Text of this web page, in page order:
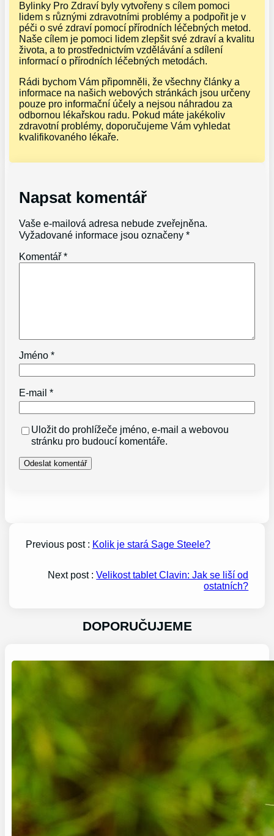
Bylinky Pro Zdraví byly vytvořeny s cílem pomoci
lidem s různými zdravotními problémy a podpořit je v
péči o své zdraví pomocí přírodních léčebných metod.
Naše cílem je pomoci lidem zlepšit své zdraví a kvalitu
života, a to prostřednictvím vzdělávání a sdílení
informací o přírodních léčebných metodách.
Rádi bychom Vám připomněli, že všechny články a
informace na našich webových stránkách jsou určeny
pouze pro informační účely a nejsou náhradou za
odbornou lékařskou radu. Pokud máte jakékoliv
zdravotní problémy, doporučujeme Vám vyhledat
kvalifikovaného lékaře.
Napsat komentář
Vaše e-mailová adresa nebude zveřejněna.
Vyžadované informace jsou označeny*
Komentář*
Jméno*
E-mail*
Uložit do prohlížeče jméno, e-mail a webovou
stránku pro budoucí komentáře.
Previous post : Kolik je stará Sage Steele?
Next post :Velikost tablet Clavin: Jak se liší od
ostatních?
DOPORUČUJEME